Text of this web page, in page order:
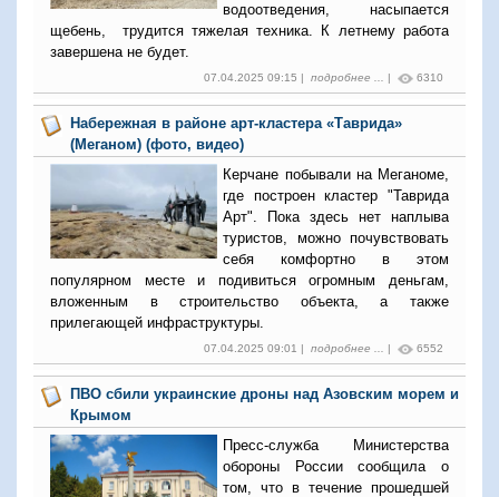
водоотведения, насыпается
щебень, трудится тяжелая техника. К летнему работа
завершена не будет.
07.04.2025 09:15 | подробнее ... | 6310
Набережная в районе арт-кластера «Таврида»
(Меганом) (фото, видео)
Керчане побывали на Меганоме,
где построен кластер "Таврида
Арт". Пока здесь нет наплыва
туристов, можно почувствовать
себя комфортно в этом
популярном месте и подивиться огромным деньгам,
вложенным в строительство объекта, а также
прилегающей инфраструктуры.
07.04.2025 09:01 | подробнее ... | 6552
ПВО сбили украинские дроны над Азовским морем и
Крымом
Пресс-служба Министерства
обороны России сообщила о
том, что в течение прошедшей